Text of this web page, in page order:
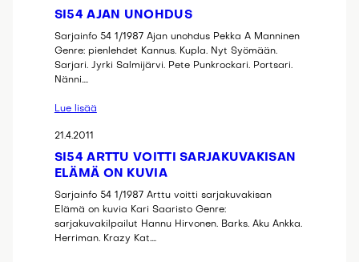
SI54 AJAN UNOHDUS
Sarjainfo 54 1/1987 Ajan unohdus Pekka A Manninen
Genre: pienlehdet Kannus. Kupla. Nyt Syömään.
Sarjari. Jyrki Salmijärvi. Pete Punkrockari. Portsari.
Nänni.…
Lue lisää
21.4.2011
SI54 ARTTU VOITTI SARJAKUVAKISAN
ELÄMÄ ON KUVIA
Sarjainfo 54 1/1987 Arttu voitti sarjakuvakisan
Elämä on kuvia Kari Saaristo Genre:
sarjakuvakilpailut Hannu Hirvonen. Barks. Aku Ankka.
Herriman. Krazy Kat.…